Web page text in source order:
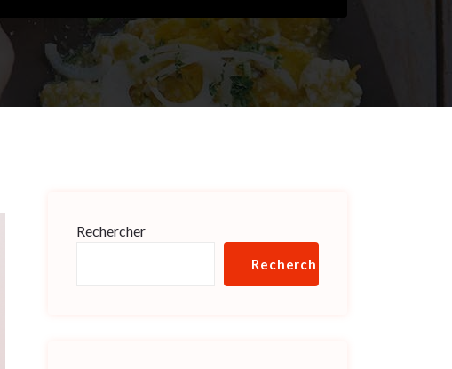
Rechercher
Rechercher